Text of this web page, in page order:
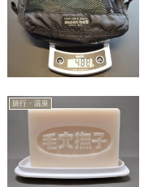
旅行・温泉